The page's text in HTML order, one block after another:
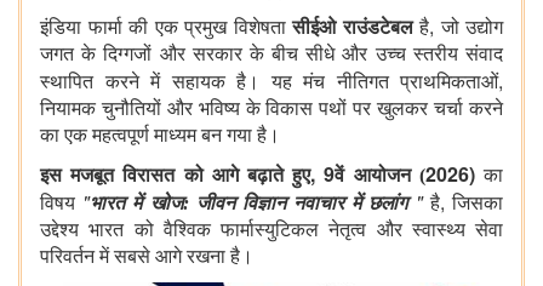
इंडिया फार्मा की एक प्रमुख विशेषता सीईओ राउंडटेबल है,जो उद्योग
जगत के दिग्गजों और सरकार के बीच सीधे और उच्च स्तरीय संवाद
स्थापित करने में सहायक है। यह मंच नीतिगत प्राथमिकताओं,
नियामक चुनौतियों और भविष्य के विकास पथों पर खुलकर चर्चा करने
का एक महत्वपूर्ण माध्यम बन गया है।
इस मजबूत विरासत को आगे बढ़ाते हुए, 9वें आयोजन (2026) का
विषय "भारत में खोज: जीवन विज्ञान नवाचार में छलांग" है,जिसका
उद्देश्य भारत को वैश्विक फार्मास्युटिकल नेतृत्व और स्वास्थ्य सेवा
परिवर्तन में सबसे आगे रखना है।